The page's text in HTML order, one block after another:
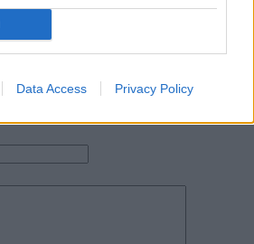
Data Access Privacy Policy